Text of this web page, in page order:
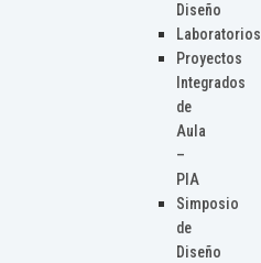
Diseño
Laboratorios
Proyectos
Integrados
de
Aula
–
PIA
Simposio
de
Diseño